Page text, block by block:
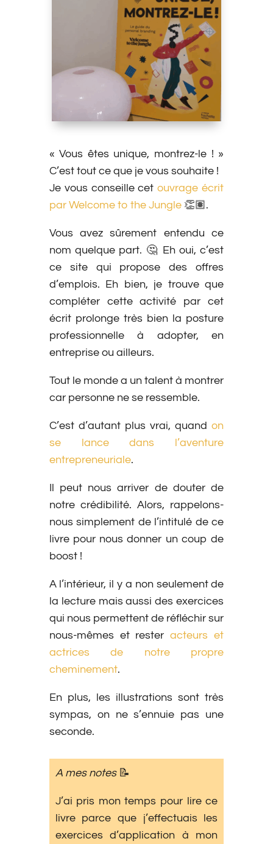
« Vous êtes unique, montrez-le ! »
C’est tout ce que je vous souhaite !
Je vous conseille cetouvrage écrit
par Welcome to the Jungle 👏🏽.
Vous avez sûrement entendu ce
nom quelque part. 🤔 Eh oui, c’est
ce site qui propose des offres
d’emplois. Eh bien, je trouve que
compléter cette activité par cet
écrit prolonge très bien la posture
professionnelle à adopter, en
entreprise ou ailleurs.
Tout le monde a un talent à montrer
car personne ne se ressemble.
C’est d’autant plus vrai, quandon
se lance dans l’aventure
entrepreneuriale.
Il peut nous arriver de douter de
notre crédibilité. Alors, rappelons-
nous simplement de l’intitulé de ce
livre pour nous donner un coup de
boost !
A l’intérieur, il y a non seulement de
la lecture mais aussi des exercices
qui nous permettent de réfléchir sur
nous-mêmes et resteracteurs et
actrices de notre propre
cheminement.
En plus, les illustrations sont très
sympas, on ne s’ennuie pas une
seconde.
A mes notes📝
J’ai pris mon temps pour lire ce
livre parce que j’effectuais les
exercices d’application à mon